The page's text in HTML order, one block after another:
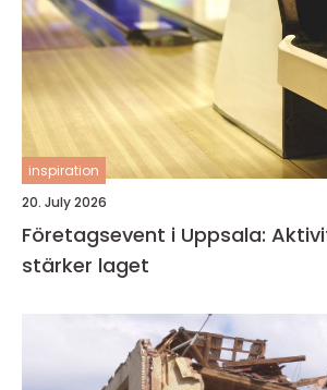
inspiration
20. July 2026
Företagsevent i Uppsala:
stärker laget